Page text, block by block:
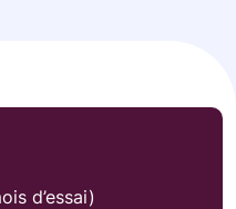
d’essai)